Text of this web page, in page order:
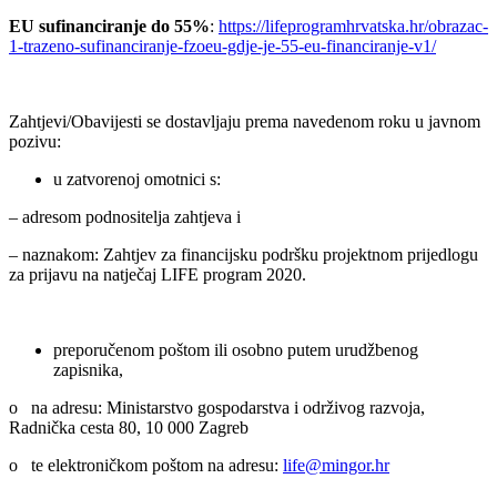
EU sufinanciranje do 55%: https://lifeprogramhrvatska.hr/obrazac-
1-trazeno-sufinanciranje-fzoeu-gdje-je-55-eu-financiranje-v1/
Zahtjevi/Obavijesti se dostavljaju prema navedenom roku u javnom
pozivu:
u zatvorenoj omotnici s:
– adresom podnositelja zahtjeva i
– naznakom: Zahtjev za financijsku podršku projektnom prijedlogu
za prijavu na natječaj LIFE program 2020.
preporučenom poštom ili osobno putem urudžbenog
zapisnika,
o na adresu: Ministarstvo gospodarstva i održivog razvoja,
Radnička cesta 80, 10 000 Zagreb
o te elektroničkom poštom na adresu: life@mingor.hr